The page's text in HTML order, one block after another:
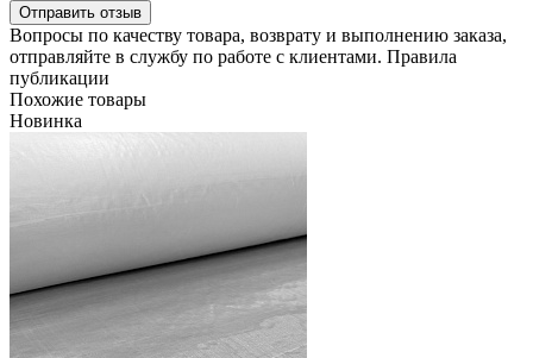
Отправить отзыв
Вопросы по качеству товара, возврату и выполнению заказа,
отправляйте в службу по работе с клиентами. Правила
публикации
Похожие товары
Новинка